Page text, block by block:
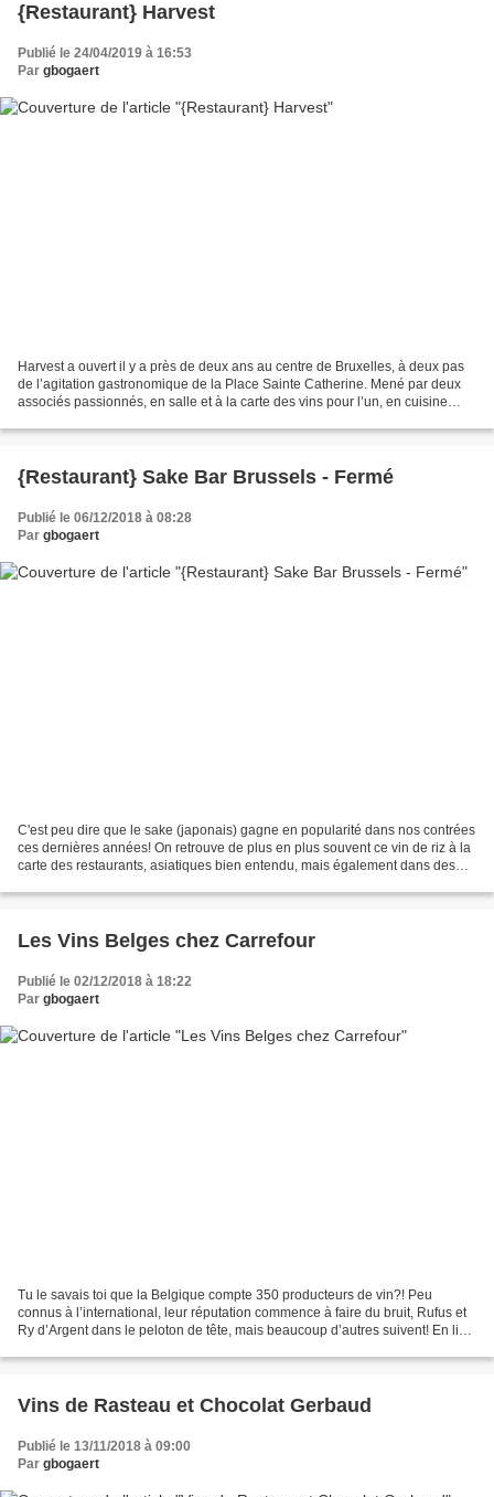
{Restaurant} Harvest
Publié le 24/04/2019 à 16:53
Par gbogaert
Harvest a ouvert il y a près de deux ans au centre de Bruxelles, à deux pas
de l’agitation gastronomique de la Place Sainte Catherine. Mené par deux
associés passionnés, en salle et à la carte des vins pour l’un, en cuisine
{Restaurant} Sake Bar Brussels - Fermé
Publié le 06/12/2018 à 08:28
Par gbogaert
C'est peu dire que le sake (japonais) gagne en popularité dans nos contrées
ces dernières années! On retrouve de plus en plus souvent ce vin de riz à la
carte des restaurants, asiatiques bien entendu, mais également dans des
Les Vins Belges chez Carrefour
Publié le 02/12/2018 à 18:22
Par gbogaert
Tu le savais toi que la Belgique compte 350 producteurs de vin?! Peu
connus à l’international, leur réputation commence à faire du bruit, Rufus et
Ry d’Argent dans le peloton de tête, mais beaucoup d’autres suivent! En lien
Vins de Rasteau et Chocolat Gerbaud
Publié le 13/11/2018 à 09:00
Par gbogaert